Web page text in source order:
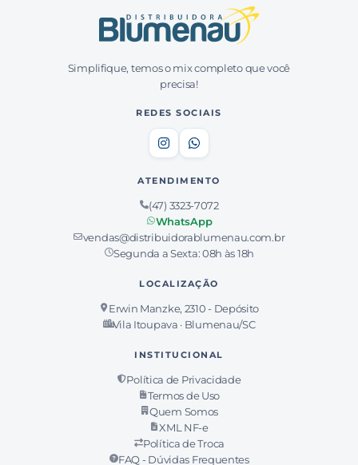
Simplifique, temos o mix completo que você
precisa!
REDES SOCIAIS
ATENDIMENTO
(47) 3323-7072
WhatsApp
vendas@distribuidorablumenau.com.br
Segunda a Sexta: 08h às 18h
LOCALIZAÇÃO
Erwin Manzke, 2310 - Depósito
Vila Itoupava · Blumenau/SC
INSTITUCIONAL
Política de Privacidade
Termos de Uso
Quem Somos
XML NF-e
Política de Troca
FAQ - Dúvidas Frequentes